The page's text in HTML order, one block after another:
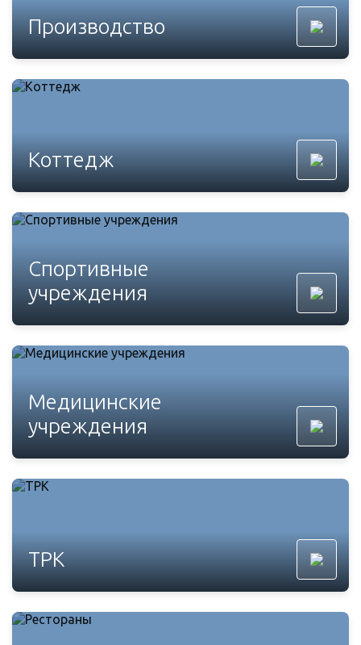
Производство
Коттедж
Спортивные
учреждения
Медицинские
учреждения
ТРК